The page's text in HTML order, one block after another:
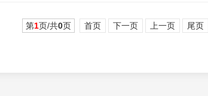
第1页/共0页 首页 下一页 上一页 尾页